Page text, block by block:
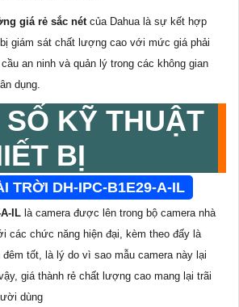
giá rẻ sắc nét của Dahua là sự kết hợp
giám sát chất lượng cao với mức giá phải
an ninh và quản lý trong các không gian
dụng.
KỸ THUẬT
BỊ
TRỜI DH-IPC-B1E29-A-IL
IL là camera được lên trong bộ camera nhà
các chức năng hiện đại, kèm theo đấy là
tốt, là lý do vì sao mẫu camera này lại
giá thành rẻ chất lượng cao mang lại trãi
dùng